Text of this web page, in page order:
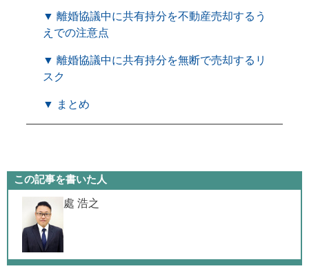
▼ 離婚協議中に共有持分を不動産売却するう
えでの注意点
▼ 離婚協議中に共有持分を無断で売却するリ
スク
▼ まとめ
この記事を書いた人
處 浩之